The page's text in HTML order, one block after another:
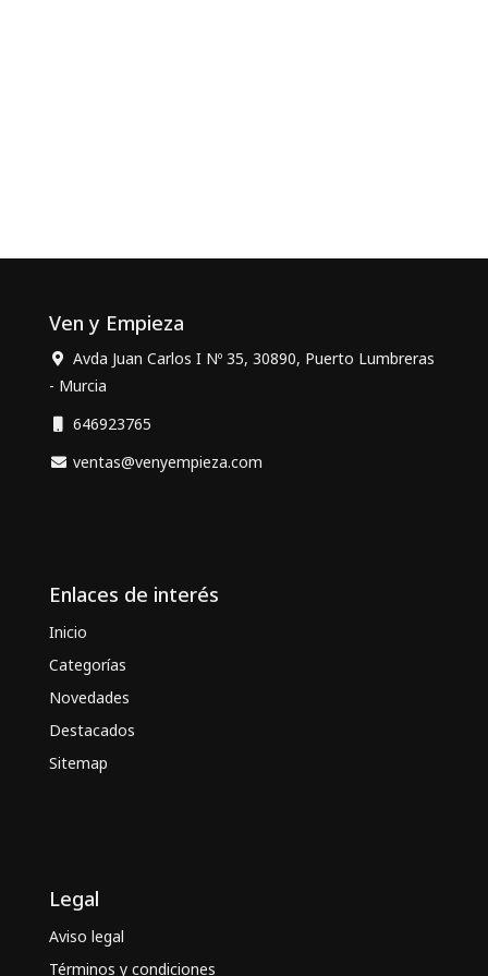
Ven y Empieza
Avda Juan Carlos I Nº 35, 30890, Puerto Lumbreras
- Murcia
646923765
ventas@venyempieza.com
Enlaces de interés
Inicio
Categorías
Novedades
Destacados
Sitemap
Legal
Aviso legal
Términos y condiciones